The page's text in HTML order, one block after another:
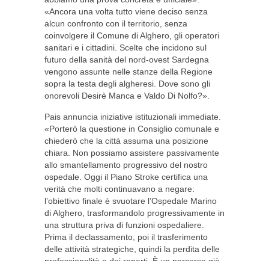
«Ancora una volta tutto viene deciso senza
alcun confronto con il territorio, senza
coinvolgere il Comune di Alghero, gli operatori
sanitari e i cittadini. Scelte che incidono sul
futuro della sanità del nord-ovest Sardegna
vengono assunte nelle stanze della Regione
sopra la testa degli algheresi. Dove sono gli
onorevoli Desirè Manca e Valdo Di Nolfo?».
Pais annuncia iniziative istituzionali immediate.
«Porterò la questione in Consiglio comunale e
chiederò che la città assuma una posizione
chiara. Non possiamo assistere passivamente
allo smantellamento progressivo del nostro
ospedale. Oggi il Piano Stroke certifica una
verità che molti continuavano a negare:
l’obiettivo finale è svuotare l’Ospedale Marino
di Alghero, trasformandolo progressivamente in
una struttura priva di funzioni ospedaliere.
Prima il declassamento, poi il trasferimento
delle attività strategiche, quindi la perdita delle